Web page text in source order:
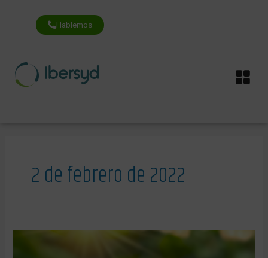
contenido
Hablemos
2 de febrero de 2022